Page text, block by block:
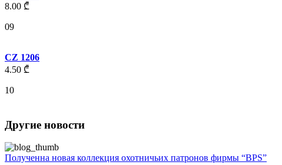
8.00 ₾
09
CZ 1206
4.50 ₾
10
Другие новости
Полученна новая коллекция охотничьих патронов фирмы “BPS”